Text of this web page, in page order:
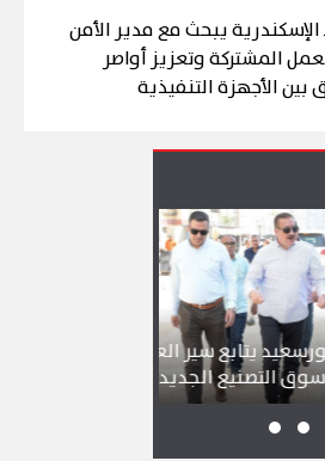
يبحث مع مدير الأمن
المشتركة وتعزيز أواصر
بين الأجهزة التنفيذية
يتابع سير العمل
الجديد